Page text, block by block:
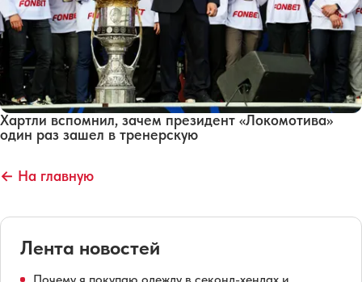
Хартли вспомнил, зачем президент «Локомотива»
один раз зашел в тренерскую
← На главную
Лента новостей
Почему я покупаю одежду в секонд-хендах и